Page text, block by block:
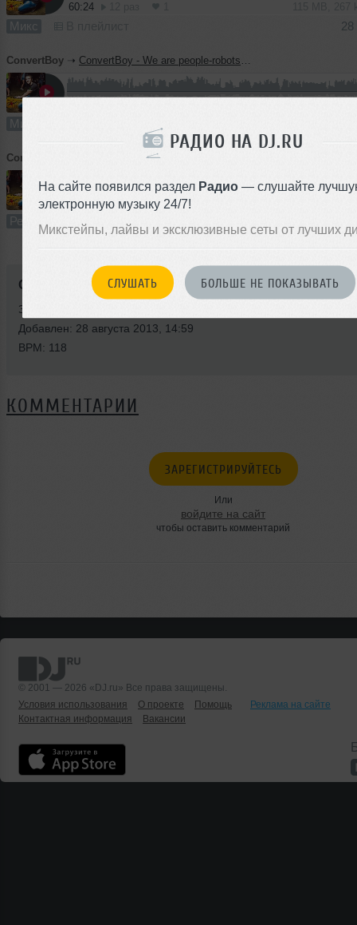
РАДИО НА DJ.RU
На сайте появился раздел Радио — слушайте
электронную музыку 24/7!
Микстейпы, лайвы и эксклюзивные сеты от лучших
СЛУШАТЬ БОЛЬШЕ НЕ ПОКАЗЫВАТЬ
60:24
Микс 28
ConvertBoy ➝ ConvertBoy - We are people-robots episode #001
Микс
ConvertBoy Pleasurekraft - Tarantula (ConvertBoy Remix)
6:38 81 раз 6
Ремикс В плейлист
Стили: Deep House,Minimal Techno
Записан: 21 марта 2013
Добавлен: 28 августа 2013, 14:59
BPM: 118
КОММЕНТАРИИ
ЗАРЕГИСТРИРУЙТЕСЬ
Или
войдите на сайт
чтобы оставить комментарий
© 2001 — 2026 «DJ.ru» Все права защищены.
Условия использования
О проекте Помощь
Реклама на сайте
Контактная информация
Вакансии